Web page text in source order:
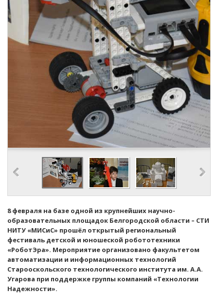
8 февраля на базе одной из крупнейших научно-
образовательных площадок Белгородской области – СТИ
НИТУ «МИСиС» прошёл открытый региональный
фестиваль детской и юношеской робототехники
«РоботЭра». Мероприятие организовано факультетом
автоматизации и информационных технологий
Старооскольского технологического института им. А.А.
Угарова при поддержке группы компаний «Технологии
Надежности».